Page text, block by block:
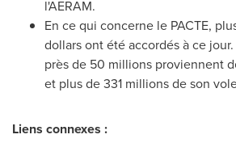
l'AERAM.
En ce qui concerne le PACTE,
dollars ont été accordés à ce
près de 50 millions proviennent
et plus de 331 millions de son
Liens connexes :